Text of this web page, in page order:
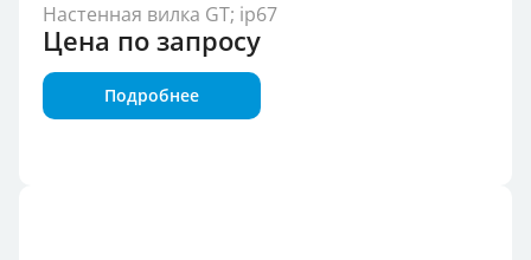
Настенная вилка GT; ip67
Цена по запросу
Подробнее